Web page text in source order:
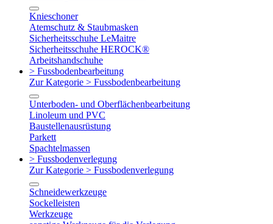
Knieschoner
Atemschutz & Staubmasken
Sicherheitsschuhe LeMaitre
Sicherheitsschuhe HEROCK®
Arbeitshandschuhe
> Fussbodenbearbeitung
Zur Kategorie > Fussbodenbearbeitung
Unterboden- und Oberflächenbearbeitung
Linoleum und PVC
Baustellenausrüstung
Parkett
Spachtelmassen
> Fussbodenverlegung
Zur Kategorie > Fussbodenverlegung
Schneidewerkzeuge
Sockelleisten
Werkzeuge